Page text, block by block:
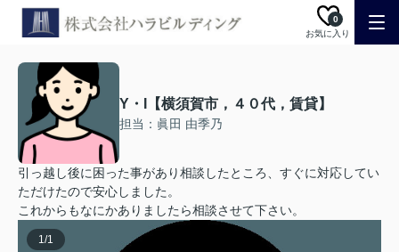
お気に入り
0
Y・I【横須賀市，４０代，賃貸】
担当：眞田 由季乃
引っ越し後に困った事があり相談したところ、すぐに対応してい
ただけたので安心しました。
これからもなにかありましたら相談させて下さい。
1/1